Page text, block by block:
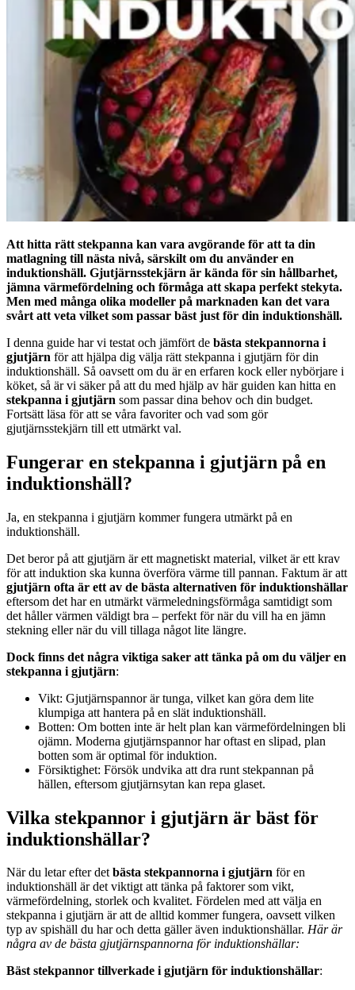
Att hitta rätt stekpanna kan vara avgörande för att ta din
matlagning till nästa nivå, särskilt om du använder en
induktionshäll. Gjutjärnsstekjärn är kända för sin hållbarhet,
jämna värmefördelning och förmåga att skapa perfekt stekyta.
Men med många olika modeller på marknaden kan det vara
svårt att veta vilket som passar bäst just för din induktionshäll.
I denna guide har vi testat och jämfört de bästa stekpannorna i
gjutjärn för att hjälpa dig välja rätt stekpanna i gjutjärn för din
induktionshäll. Så oavsett om du är en erfaren kock eller nybörjare i
köket, så är vi säker på att du med hjälp av här guiden kan hitta en
stekpanna i gjutjärn som passar dina behov och din budget.
Fortsätt läsa för att se våra favoriter och vad som gör
gjutjärnsstekjärn till ett utmärkt val.
Fungerar en stekpanna i gjutjärn på en
induktionshäll?
Ja, en stekpanna i gjutjärn kommer fungera utmärkt på en
induktionshäll.
Det beror på att gjutjärn är ett magnetiskt material, vilket är ett krav
för att induktion ska kunna överföra värme till pannan. Faktum är att
gjutjärn ofta är ett av de bästa alternativen för induktionshällar
eftersom det har en utmärkt värmeledningsförmåga samtidigt som
det håller värmen väldigt bra – perfekt för när du vill ha en jämn
stekning eller när du vill tillaga något lite längre.
Dock finns det några viktiga saker att tänka på om du väljer en
stekpanna i gjutjärn:
Vikt: Gjutjärnspannor är tunga, vilket kan göra dem lite
klumpiga att hantera på en slät induktionshäll.
Botten: Om botten inte är helt plan kan värmefördelningen bli
ojämn. Moderna gjutjärnspannor har oftast en slipad, plan
botten som är optimal för induktion.
Försiktighet: Försök undvika att dra runt stekpannan på
hällen, eftersom gjutjärnsytan kan repa glaset.
Vilka stekpannor i gjutjärn är bäst för
induktionshällar?
När du letar efter detbästa stekpannorna i gjutjärn för en
induktionshäll är det viktigt att tänka på faktorer som vikt,
värmefördelning, storlek och kvalitet. Fördelen med att välja en
stekpanna i gjutjärn är att de alltid kommer fungera, oavsett vilken
typ av spishäll du har och detta gäller även induktionshällar. Här är
några av de bästa gjutjärnspannorna för induktionshällar:
Bäst stekpannor tillverkade i gjutjärn för induktionshällar: